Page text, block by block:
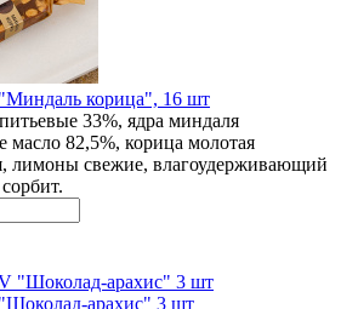
корица", 16 шт
33%, ядра миндаля
масло 82,5%, корица молотая
лимоны свежие, влагоудерживающий
арахис" 3 шт